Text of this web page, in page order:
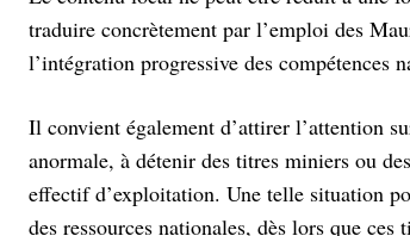
traduire concrètement par l’emploi des
l’intégration progressive des compétences
Il convient également d’attirer l’attention
anormale, à détenir des titres miniers ou
effectif d’exploitation. Une telle situation
des ressources nationales, dès lors que